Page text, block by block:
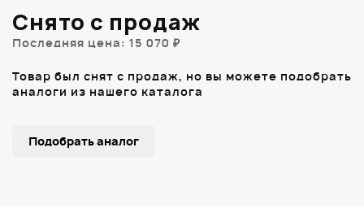
Снято с продаж
Последняя цена: 15 070 ₽
Товар был снят с продаж, но вы можете подобрать
аналоги из нашего каталога
Подобрать аналог